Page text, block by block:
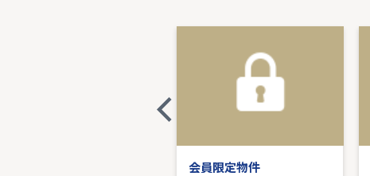
会員限定物件